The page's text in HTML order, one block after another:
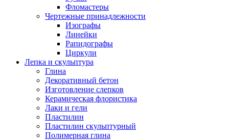
Фломастеры
Чертежные принадлежности
Изографы
Линейки
Рапидографы
Циркули
Лепка и скульптура
Глина
Декоративный бетон
Изготовление слепков
Керамическая флористика
Лаки и гели
Пластилин
Пластилин скульптурный
Полимерная глина